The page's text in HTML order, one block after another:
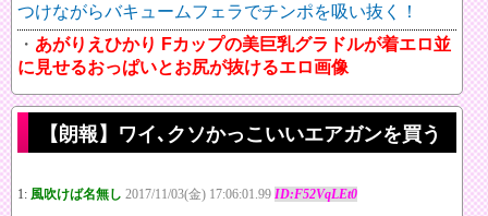
つけながらバキュームフェラでチンポを吸い抜く！
あがりえひかり Fカップの美巨乳グラドルが着エロ並
に見せるおっぱいとお尻が抜けるエロ画像
【朗報】ワイ､クソかっこいいエアガンを買う
1: 風吹けば名無し 2017/11/03(金) 17:06:01.99 ID:F52VqLEt0